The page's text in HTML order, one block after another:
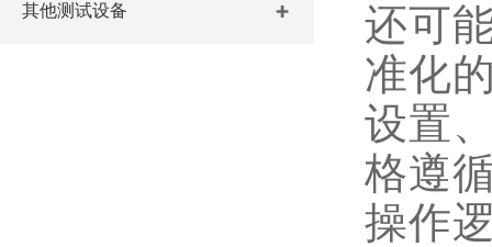
其他测试设备
还可
准化
设置
格遵
操作